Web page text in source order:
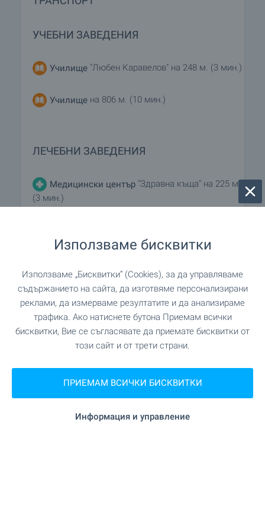
УЧЕБНИ ЗАВЕДЕНИЯ
Училище "Любен Каравелов" на 248 м. (3 мин.)
Училище на 806 м. (10 мин.)
ЛЕЧЕБНИ ЗАВЕДЕНИЯ
Медицински център "Здравна къща" на 225 м.
(3 мин.)
ПАЗАРУВАНЕ
Хранителен магазин на 120 м. (2 мин.)
Супермаркетна 136 м. (2 мин.)
Супермаркет "Жанет" на 526 м. (7 мин.)
Пекарна"Fornetti" на 182 м. (3 мин.)
Използваме бисквитки
Използваме „Бисквитки“ (Cookies), за да управляваме
съдържанието на сайта, да изготвяме персонализирани
реклами, да измерваме резултатите и да анализираме
трафика. Ако натиснете бутона Приемам всички
бисквитки, Вие се съгласявате да приемате бисквитки от
този сайт и от трети страни.
ПРИЕМАМ ВСИЧКИ БИСКВИТКИ
Информация и управление